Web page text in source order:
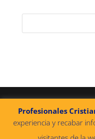
@2022
privacidad|
Profesionales
experiencia y recabar